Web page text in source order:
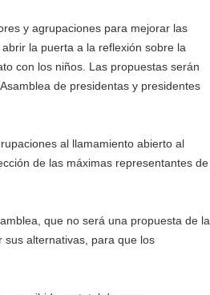
y agrupaciones para mejorar las
la puerta a la reflexión sobre la
con los niños. Las propuestas serán
de presidentas y presidentes
al llamamiento abierto al
de las máximas representantes de
que no será una propuesta de la
sus alternativas, para que los